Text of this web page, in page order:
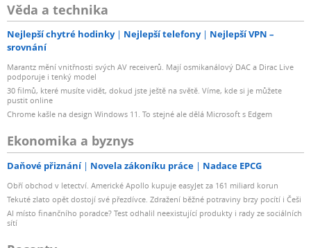
Věda a technika
Nejlepší chytré hodinky Nejlepší telefony
Nejlepší VPN –
srovnání
Marantz mění vnitřnosti svých AV receiverů. Mají osmikanálový DAC a Dirac Live
podporuje i tenký model
30 filmů, které musíte vidět, dokud jste ještě na světě. Víme, kde si je můžete
pustit online
Chrome kašle na design Windows 11. To stejné ale dělá Microsoft s Edgem
Ekonomika a byznys
Daňové přiznání Novela zákoníku práce Nadace EPCG
Obří obchod v letectví. Americké Apollo kupuje easyJet za 161 miliard korun
Tekuté zlato opět dostojí své přezdívce. Zdražení běžné potraviny brzy pocítí i Češi
AI místo finančního poradce? Test odhalil neexistující produkty i rady ze sociálních
sítí